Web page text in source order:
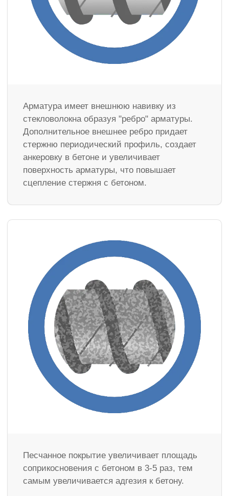
Арматура имеет внешнюю навивку из
стекловолокна образуя "ребро" арматуры.
Дополнительное внешнее ребро придает
стержню периодический профиль, создает
анкеровку в бетоне и увеличивает
поверхность арматуры, что повышает
сцепление стержня с бетоном.
Песчанное покрытие увеличивает площадь
соприкосновения с бетоном в 3-5 раз, тем
самым увеличивается адгезия к бетону.